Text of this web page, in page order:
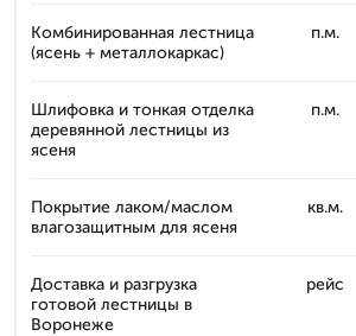
Комбинированная лестница
(ясень + металлокаркас)
п.м.
Шлифовка и тонкая отделка
деревянной лестницы из
ясеня
п.м.
Покрытие лаком/маслом
влагозащитным для ясеня
кв.м.
Доставка и разгрузка
готовой лестницы в
Воронеже
рейс